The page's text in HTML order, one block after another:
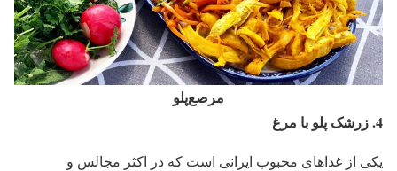
مرصع‌پلو
4. زرشک پلو با مرغ
یکی از غذاهای محبوب ایرانی است که در اکثر مجالس و